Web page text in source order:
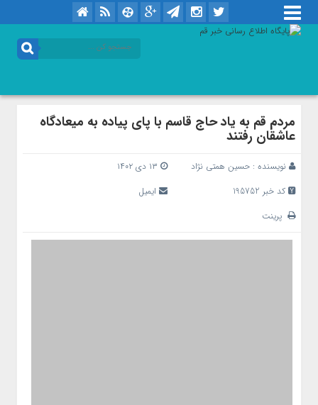
مردم قم به یاد حاج قاسم با پای پیاده به میعادگاه
عاشقان رفتند
نویسنده : حسین همتی نژاد
کد خبر 195752
ایمیل
پرینت